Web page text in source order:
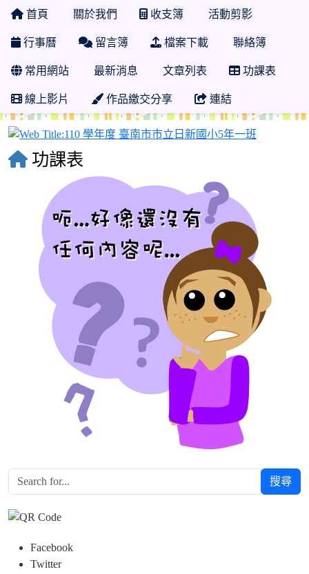
首頁 關於我們 收支簿 活動剪影
行事曆 留言簿 檔案下載 聯絡簿
常用網站 最新消息 文章列表 功課表
線上影片 作品繳交分享 連結
功課表
搜尋
Facebook
Twitter